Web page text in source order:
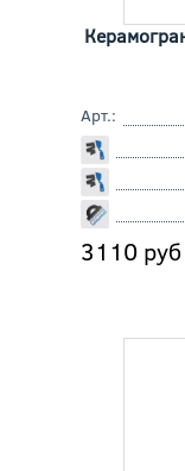
Арт.:
3110 руб